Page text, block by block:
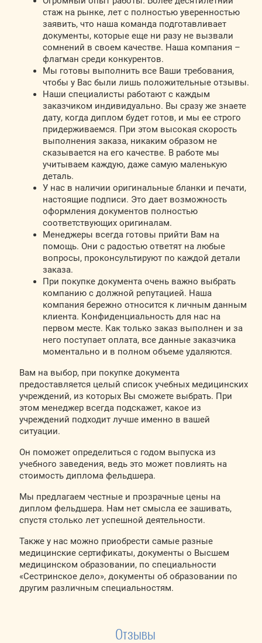
стаж на рынке, лет с полностью уверенностью
заявить, что наша команда подготавливает
документы, которые еще ни разу не вызвали
сомнений в своем качестве. Наша компания –
флагман среди конкурентов.
Мы готовы выполнить все Ваши требования,
чтобы у Вас были лишь положительные отзывы.
Наши специалисты работают с каждым
заказчиком индивидуально. Вы сразу же знаете
дату, когда диплом будет готов, и мы ее строго
придерживаемся. При этом высокая скорость
выполнения заказа, никаким образом не
сказывается на его качестве. В работе мы
учитываем каждую, даже самую маленькую
деталь.
У нас в наличии оригинальные бланки и печати,
настоящие подписи. Это дает возможность
оформления документов полностью
соответствующих оригиналам.
Менеджеры всегда готовы прийти Вам на
помощь. Они с радостью ответят на любые
вопросы, проконсультируют по каждой детали
заказа.
При покупке документа очень важно выбрать
компанию с должной репутацией. Наша
компания бережно относится к личным данным
клиента. Конфиденциальность для нас на
первом месте. Как только заказ выполнен и за
него поступает оплата, все данные заказчика
моментально и в полном объеме удаляются.
Вам на выбор, при покупке документа
предоставляется целый список учебных медицинских
учреждений, из которых Вы сможете выбрать. При
этом менеджер всегда подскажет, какое из
учреждений подходит лучше именно в вашей
ситуации.
Он поможет определиться с годом выпуска из
учебного заведения, ведь это может повлиять на
стоимость диплома фельдшера.
Мы предлагаем честные и прозрачные цены на
диплом фельдшера. Нам нет смысла ее зашивать,
спустя столько лет успешной деятельности.
Также у нас можно приобрести самые разные
медицинские сертификаты, документы о Высшем
медицинском образовании, по специальности
«Сестринское дело», документы об образовании по
другим различным специальностям.
Отзывы